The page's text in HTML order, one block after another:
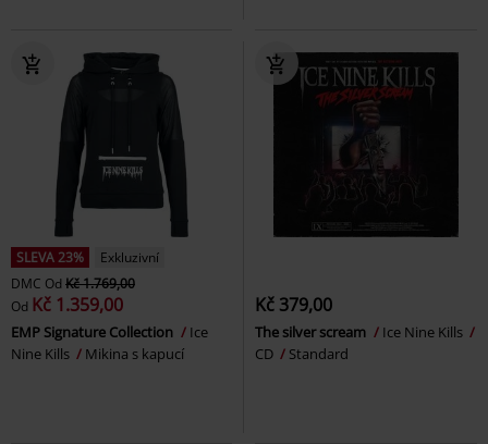
SLEVA 23%
Exkluzivní
DMC Od Kč 1.769,00
Od Kč 1.359,00
EMP Signature Collection
Ice
Nine Kills
Mikina s kapucí
Kč 379,00
The silver scream
Ice Nine Kills
CD
Standard